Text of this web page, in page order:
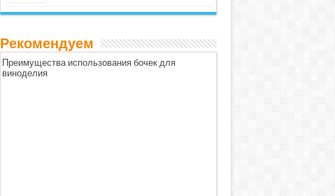
Рекомендуем
Преимущества использования бочек для
виноделия